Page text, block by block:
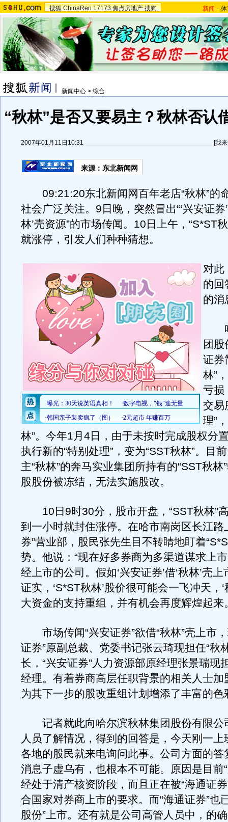
搜狐 ChinaRen 17173 焦点房地产 搜狗 新闻 -
新闻中心 > 综合
“秋林”是否又要易主？秋林否认
2007年01月11日10:31 [我
来源：东北新闻网
09:21:20东北新闻网百年老店“秋林”的
社会广泛关注。9日晚，突然冒出“‘兴安证券
林’壳资源”的市场传闻。10日上午，“S*ST
就涨停，引发人们种种猜想。
对此
的回
的消
哈
团
证券
林”
亏损
交易
理”
林”。今年1月4日，由于未按时完成股权分
执行新的“特别处理”，变为“SST秋林”。目
主“秋林”的奔马实业集团所持有的“SST秋
股股份被冻结，无法实施股改。
10日9时30分，股市开盘，“SST秋林”
到一小时就封住涨停。在哈市南岗区长江路
券”营业部，股民张先生目不转睛地盯着
势。他说：“现在好多券商为多渠道谋求上
经上市的公司。假如‘兴安证券’借‘秋林’壳
证实，‘S*ST秋林’股价很可能会一飞冲天，‘
大资金的支持重组，并有机会再度辉煌起来
市场传闻“兴安证券”欲借“秋林”壳上市，
证券”原副总裁、党委书记张云琦现担任“秋
长，“兴安证券”人力资源部原经理张景瑞现
经理。有着券商高层任职背景的相关人士加
为其下一步的股改重组计划增添了丰富的色
记者就此向哈尔滨秋林集团股份有限公
人员了解情况，得到的回答是，今天刚一上
各地的股民就来电询问此事。公司方面的答
消息子虚乌有，也根本不可能。原因是目前
经处于清产核资阶段，而且正在被“海通证
合国家对券商上市的要求。而“海通证券”也
股份”上市。还有就是公司高管人员中，的